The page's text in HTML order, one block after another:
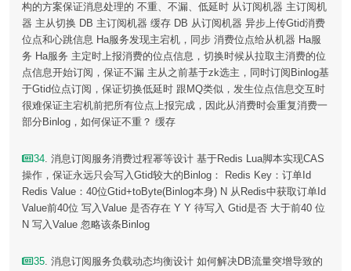
构的方案保证消息处理的 不重、不漏、低延时 从订阅机器 主订阅机
器 主从切换 DB 主订阅机器 缓存 DB 从订阅机器 异步上传Gtid消费
位点和心跳信息 Ha服务发现主宕机，同步 消费位点给从机器 Ha服
务 Ha服务 主定时上报消费的位点信息，切换时候从拉取主消费的位
点信息开始订阅，保证不漏 主从之前基于zk选主，同时订阅Binlog基
于Gtid位点订阅，保证切换低延时 跟MQ类似，发生位点信息交互时
很难保证主宕机前把所有位点上报完成，因此从消费时会重复消费一
部分Binlog，如何保证不重？ 缓存
34. 消息订阅服务消费过程幂等设计 基于Redis Lua脚本实现CAS
操作，保证永远只会写入Gtid较大的Binlog： Redis Key：订单Id
Redis Value：40位Gtid+toByte(Binlog本身) N 从Redis中获取订单Id
Value前40位 写入Value 是否存在 Y Y 待写入 Gtid是否 大于前40 位
N 写入Value 忽略该条Binlog
35. 消息订阅服务负载动态均衡设计 如何解决DB流量突增导致的